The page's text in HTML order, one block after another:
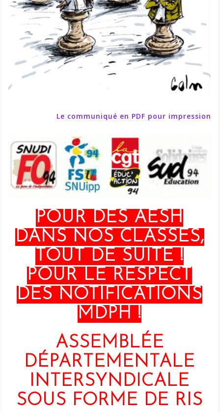
Le communiqué en PDF pour impression
POUR DES AESH
DANS NOS CLASSES,
TOUT DE SUITE !
POUR LE RESPECT
DES NOTIFICATIONS
MDPH !
ASSEMBLÉE
DÉPARTEMENTALE
INTERSYNDICALE
SOUS FORME DE RIS